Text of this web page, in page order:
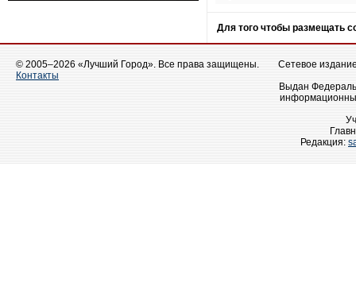
Для того чтобы размещать
© 2005–2026 «Лучший Город». Все права защищены.
Контакты
Сетевое
Выдан
Редакция: